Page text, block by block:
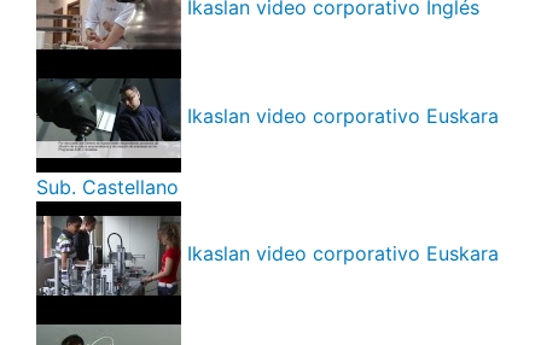
Ikaslan video corporativo Inglés
Ikaslan video corporativo Euskara
Sub. Castellano
Ikaslan video corporativo Euskara